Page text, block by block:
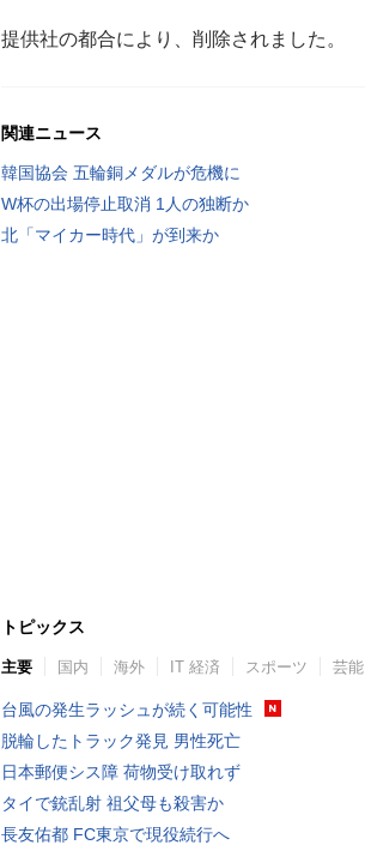
提供社の都合により、削除されました。
関連ニュース
韓国協会 五輪銅メダルが危機に
W杯の出場停止取消 1人の独断か
北「マイカー時代」が到来か
トピックス
主要 国内 海外 IT 経済 スポーツ 芸能
台風の発生ラッシュが続く可能性
脱輪したトラック発見 男性死亡
日本郵便シス障 荷物受け取れず
タイで銃乱射 祖父母も殺害か
長友佑都 FC東京で現役続行へ